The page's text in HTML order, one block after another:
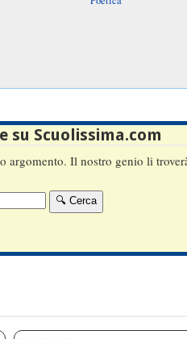
su Scuolissima.com
argomento. Il nostro genio li